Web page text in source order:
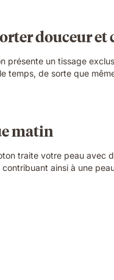
douceur
présente un tissage
temps, de sorte que
matin
traite votre peau avec
ainsi à une